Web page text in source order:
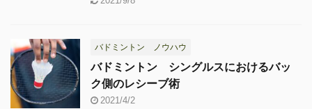
バドミントン ノウハウ
バドミントン シングルスにおけるバッ
ク側のレシーブ術
2021/4/2